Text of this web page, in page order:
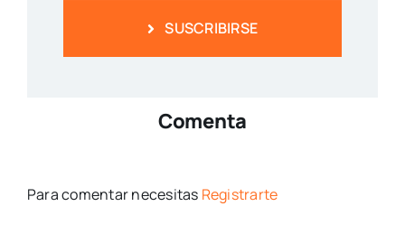
SUSCRIBIRSE
Comenta
Para comentar necesitas Registrarte